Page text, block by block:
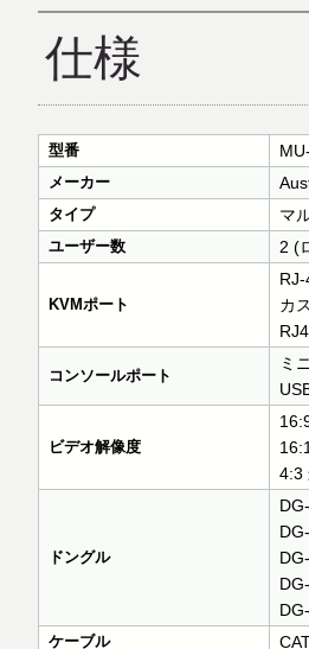
仕様
型番
メーカー
タイプ マ
ユーザー数 2 (
KVMポート
カ
コンソールポート
ミ
ビデオ解像度
4:3
ドングル
ケーブル